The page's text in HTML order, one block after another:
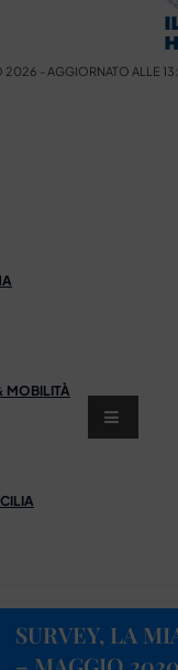
2026 - AGGIORNATO ALLE
MOBILITÀ
SURVEY, LA